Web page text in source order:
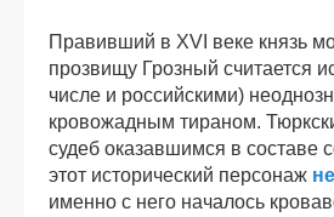
Правивший в XVI веке князь
прозвищу Грозный считается
числе и российскими)
кровожадным тираном.
судеб оказавшимся в составе
этот исторический персонаж
именно с него началось